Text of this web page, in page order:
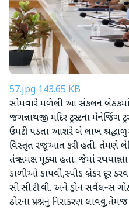
57.jpg 143.65 KB
સોમવારે મળેલી આ સંકલન બેઠકમાં
જગન્નાથજી મંદિર ટ્રસ્ટના મેનેજિંગ
ઉમટી પડતા આશરે બે લાખ
વિસ્તૃત રજૂઆત કરી હતી. તેમણે
તંત્ર સમક્ષ મૂક્યા હતા. જેમાં
ડાળીઓ કાપવી,સ્પીડ બ્રેકર દૂર
સી.સી.ટી.વી. અને ડ્રોન સર્વેલન્સ
ઢોરના પ્રશ્નનું નિરાકરણ